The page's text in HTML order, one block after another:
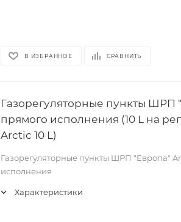
В ИЗБРАННОЕ СРАВНИТЬ
Газорегуляторные пункты ШРП
прямого исполнения (10 L на
Arctic 10 L)
Газорегуляторные пункты ШРП "Европа"
исполнения
Характеристики